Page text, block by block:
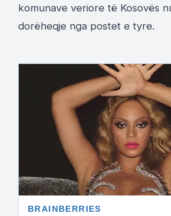
komunave veriore të Kosovës
dorëheqje nga postet e tyre.